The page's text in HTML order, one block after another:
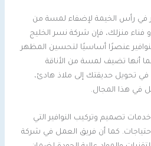
في رأس الخيمة لإضفاء لمسة من
فناء منزلك، فإن شركة نسر الخليج
عنصرًا أساسيًا لتحسين المظهر
أنها تضيف لمسة من الأناقة
في تحويل حديقتك إلى ملاذ هادئ،
في هذا المجال.
تصميم وتركيب النوافير التي
كما أن فريق العمل في شركة